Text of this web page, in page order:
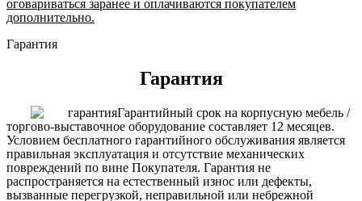
оговариваться заранее и оплачиваются покупателем
дополнительно.
Гарантия
Гарантия
Гарантийный срок на корпусную мебель /
торгово-выставочное оборудование составляет 12 месяцев.
Условием бесплатного гарантийного обслуживания является
правильная эксплуатация и отсутствие механических
повреждений по вине Покупателя. Гарантия не
распространяется на естественный износ или дефекты,
вызванные перегрузкой, неправильной или небрежной